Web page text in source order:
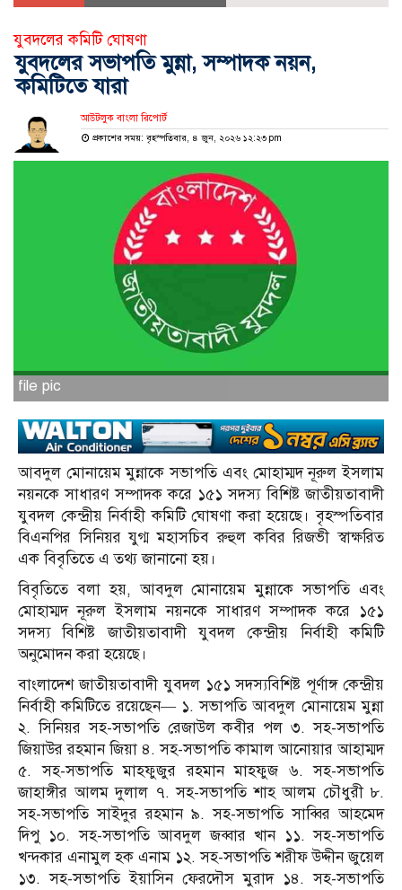
যুবদলের কমিটি ঘোষণা
যুবদলের সভাপতি মুন্না, সম্পাদক নয়ন,
কমিটিতে যারা
আউটলুক বাংলা রিপোর্ট
প্রকাশের সময়: বৃহস্পতিবার, ৪ জুন, ২০২৬ ১২:২৩ pm
file pic
আবদুল মোনায়েম মুন্নাকে সভাপতি এবং মোহাম্মদ নূরুল ইসলাম
নয়নকে সাধারণ সম্পাদক করে ১৫১ সদস্য বিশিষ্ট জাতীয়তাবাদী
যুবদল কেন্দ্রীয় নির্বাহী কমিটি ঘোষণা করা হয়েছে। বৃহস্পতিবার
বিএনপির সিনিয়র যুগ্ম মহাসচিব রুহুল কবির রিজভী স্বাক্ষরিত
এক বিবৃতিতে এ তথ্য জানানো হয়।
বিবৃতিতে বলা হয়, আবদুল মোনায়েম মুন্নাকে সভাপতি এবং
মোহাম্মদ নূরুল ইসলাম নয়নকে সাধারণ সম্পাদক করে ১৫১
সদস্য বিশিষ্ট জাতীয়তাবাদী যুবদল কেন্দ্রীয় নির্বাহী কমিটি
অনুমোদন করা হয়েছে।
বাংলাদেশ জাতীয়তাবাদী যুবদল ১৫১ সদস্যবিশিষ্ট পূর্ণাঙ্গ কেন্দ্রীয়
নির্বাহী কমিটিতে রয়েছেন— ১. সভাপতি আবদুল মোনায়েম মুন্না
২. সিনিয়র সহ-সভাপতি রেজাউল কবীর পল ৩. সহ-সভাপতি
জিয়াউর রহমান জিয়া ৪. সহ-সভাপতি কামাল আনোয়ার আহাম্মদ
৫. সহ-সভাপতি মাহফুজুর রহমান মাহফুজ ৬. সহ-সভাপতি
জাহাঙ্গীর আলম দুলাল ৭. সহ-সভাপতি শাহ আলম চৌধুরী ৮.
সহ-সভাপতি সাইদুর রহমান ৯. সহ-সভাপতি সাব্বির আহমেদ
দিপু ১০. সহ-সভাপতি আবদুল জব্বার খান ১১. সহ-সভাপতি
খন্দকার এনামুল হক এনাম ১২. সহ-সভাপতি শরীফ উদ্দীন জুয়েল
১৩. সহ-সভাপতি ইয়াসিন ফেরদৌস মুরাদ ১৪. সহ-সভাপতি